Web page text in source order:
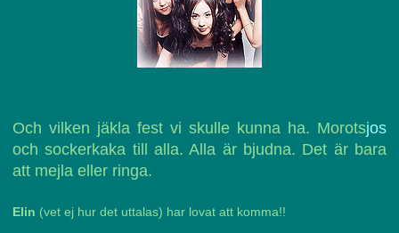
Och vilken jäkla fest vi skulle kunna ha. Morotsjos
och sockerkaka till alla. Alla är bjudna. Det är bara
att mejla eller ringa.
Elin (vet ej hur det uttalas) har lovat att komma!!